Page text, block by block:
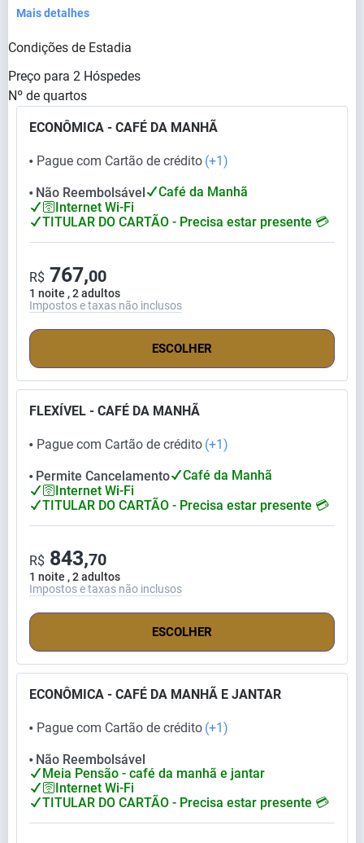
Mais detalhes
Condições de Estadia
Preço para 2 Hóspedes
Nº de quartos
ECONÔMICA - CAFÉ DA MANHÃ
⬤ Pague com Cartão de crédito (+1)
⬤ Não Reembolsável
Café da Manhã
🛜Internet Wi-Fi
TITULAR DO CARTÃO - Precisa estar presente 💳
1 noite , 2 adultos
R$ 767,00
Impostos e taxas não inclusos
ESCOLHER
FLEXÍVEL - CAFÉ DA MANHÃ
⬤ Pague com Cartão de crédito (+1)
⬤ Permite Cancelamento
Café da Manhã
🛜Internet Wi-Fi
TITULAR DO CARTÃO - Precisa estar presente 💳
1 noite , 2 adultos
R$ 843,70
Impostos e taxas não inclusos
ESCOLHER
ECONÔMICA - CAFÉ DA MANHÃ E JANTAR
⬤ Pague com Cartão de crédito (+1)
⬤
Não Reembolsável
Meia Pensão - café da manhã e jantar
🛜Internet Wi-Fi
TITULAR DO CARTÃO - Precisa estar presente 💳